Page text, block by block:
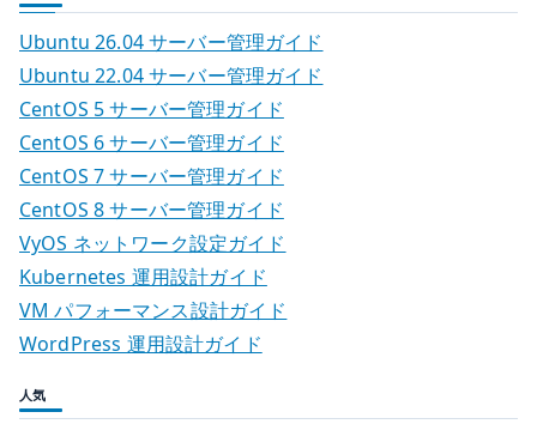
Ubuntu 26.04 サーバー管理ガイド
Ubuntu 22.04 サーバー管理ガイド
CentOS 5 サーバー管理ガイド
CentOS 6 サーバー管理ガイド
CentOS 7 サーバー管理ガイド
CentOS 8 サーバー管理ガイド
VyOS ネットワーク設定ガイド
Kubernetes 運用設計ガイド
VM パフォーマンス設計ガイド
WordPress 運用設計ガイド
人気